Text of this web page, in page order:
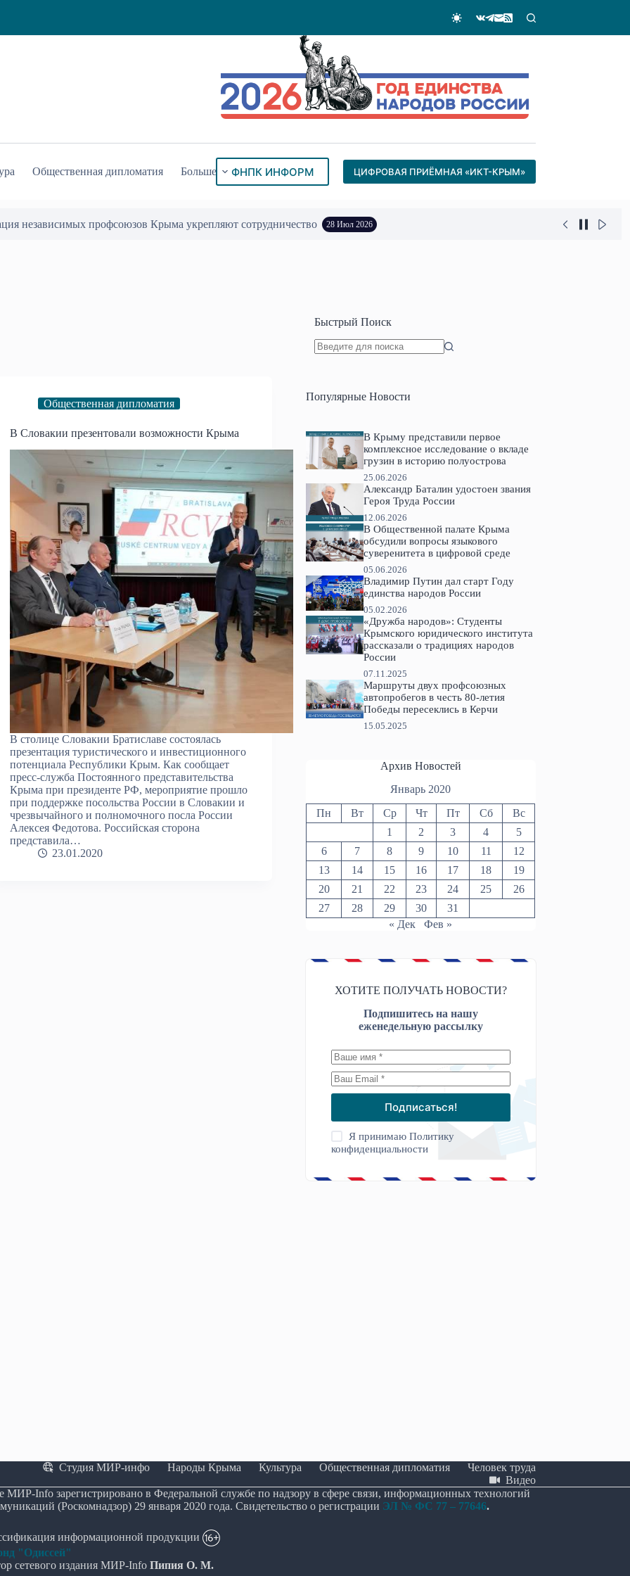
Общественная дипломатия Больше ФНПК ИНФОРМ ЦИФРОВАЯ ПРИЁМНАЯ «ИКТ-КРЫМ»
независимых профсоюзов Крыма укрепляют сотрудничество 28 Июл 2026
Общественная дипломатия
В Словакии презентовали возможности Крыма
В столице Словакии Братиславе состоялась
презентация туристического и инвестиционного
потенциала Республики Крым. Как сообщает
пресс-служба Постоянного представительства
Крыма при президенте РФ, мероприятие прошло
при поддержке посольства России в Словакии и
чрезвычайного и полномочного посла России
Алексея Федотова. Российская сторона
представила…
23.01.2020
Быстрый Поиск
Популярные Новости
В Крыму представили первое
комплексное исследование о вкладе
грузин в историю полуострова
25.06.2026
Александр Баталин удостоен звания
Героя Труда России
12.06.2026
В Общественной палате Крыма
обсудили вопросы языкового
суверенитета в цифровой среде
05.06.2026
Владимир Путин дал старт Году
единства народов России
05.02.2026
«Дружба народов»: Студенты
Крымского юридического института
рассказали о традициях народов
России
07.11.2025
Маршруты двух профсоюзных
автопробегов в честь 80-летия
Победы пересеклись в Керчи
15.05.2025
Архив Новостей
Январь 2020
Пн Вт Ср Чт Пт Сб
Вс
1
2 3 4
5
6
7 8 9 10 11
12
13
14 15 16 17 18
19
20
21 22 23 24 25
26
27
28 29 30
31
« Дек
Фев »
ХОТИТЕ ПОЛУЧАТЬ НОВОСТИ?
Подпишитесь на нашу
еженедельную рассылку
Подписаться!
Я принимаюПолитику
конфиденциальности
Студия МИР-инфо Народы Крыма Культура Общественная дипломатия
Человек труда
Видео
МИР-Info зарегистрировано в Федеральной службе по надзору в сфере связи, информационных технологий
(Роскомнадзор) 29 января 2020 года. Свидетельство о регистрации ЭЛ № ФС 77 – 77646.
информационной продукции
"Одиссей"
сетевого издания МИР-Info Пипия О. М.